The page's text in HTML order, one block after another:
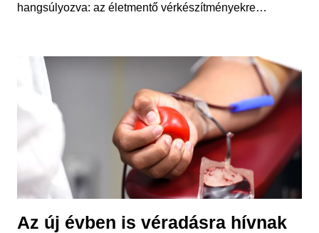
hangsúlyozva: az életmentő vérkészítményekre…
Az új évben is véradásra hívnak